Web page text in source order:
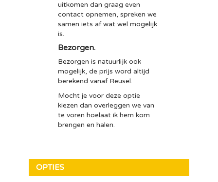
uitkomen dan graag even
contact opnemen, spreken we
samen iets af wat wel mogelijk
is.
Bezorgen.
Bezorgen is natuurlijk ook
mogelijk, de prijs word altijd
berekend vanaf Reusel.
Mocht je voor deze optie
kiezen dan overleggen we van
te voren hoelaat ik hem kom
brengen en halen.
OPTIES